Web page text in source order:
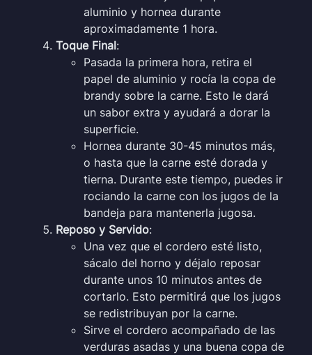
aluminio y hornea durante
aproximadamente 1 hora.
Toque Final:
Pasada la primera hora, retira el
papel de aluminio y rocía la copa de
brandy sobre la carne. Esto le dará
un sabor extra y ayudará a dorar la
superficie.
Hornea durante 30-45 minutos más,
o hasta que la carne esté dorada y
tierna. Durante este tiempo, puedes ir
rociando la carne con los jugos de la
bandeja para mantenerla jugosa.
Reposo y Servido:
Una vez que el cordero esté listo,
sácalo del horno y déjalo reposar
durante unos 10 minutos antes de
cortarlo. Esto permitirá que los jugos
se redistribuyan por la carne.
Sirve el cordero acompañado de las
verduras asadas y una buena copa de